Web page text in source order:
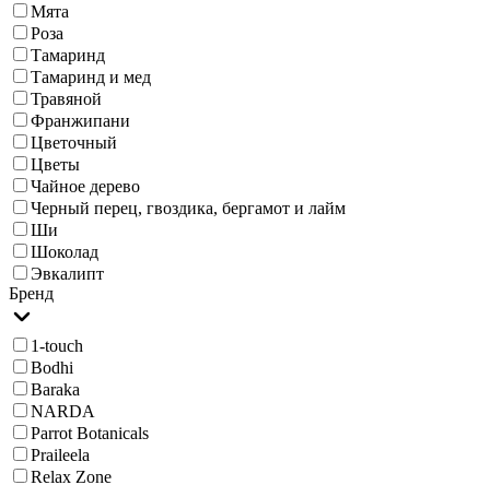
Мята
Роза
Тамаринд
Тамаринд и мед
Травяной
Франжипани
Цветочный
Цветы
Чайное дерево
Черный перец, гвоздика, бергамот и лайм
Ши
Шоколад
Эвкалипт
Бренд
1-touch
Bodhi
Baraka
NARDA
Parrot Botanicals
Praileela
Relax Zone